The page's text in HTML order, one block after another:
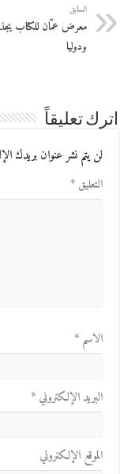
السابق
معرض عمّان للكتاب
ودوليا
اترك تعليقاً
لن يتم نشر عنوان بريدك
التعليق*
الاسم*
البريد الإلكتروني*
الموقع الإلكتروني